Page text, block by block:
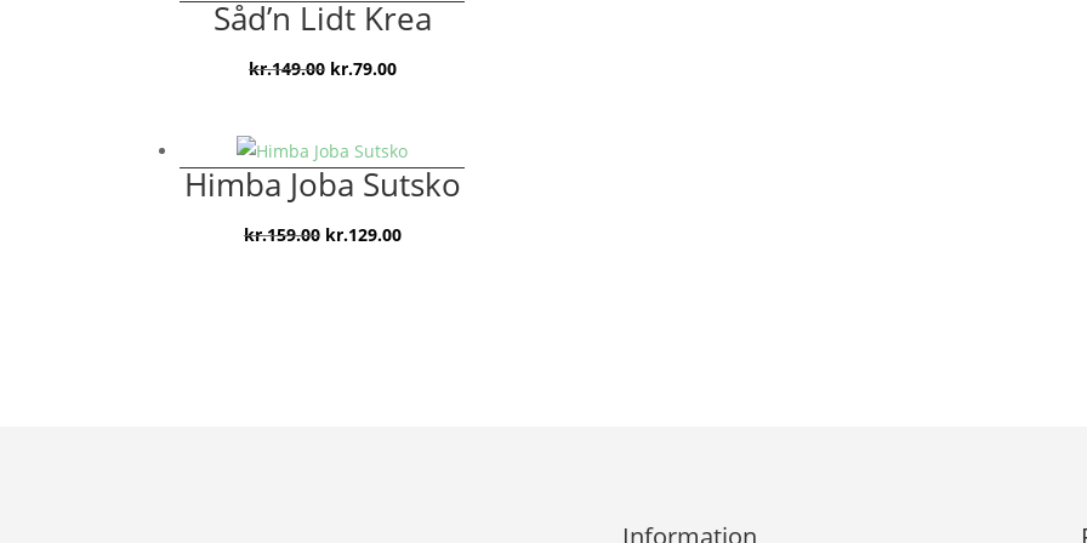
Såd’n Lidt Krea
kr.149.00 Den
var:
kr.149.00.
kr.79.00Den
er:
kr.79.00.
Himba Joba Sutsko
kr.159.00 Den
kr.129.00Den
Information